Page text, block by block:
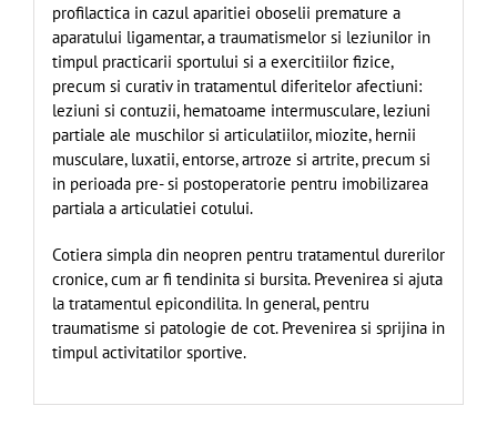
profilactica in cazul aparitiei oboselii premature a
aparatului ligamentar, a traumatismelor si leziunilor in
timpul practicarii sportului si a exercitiilor fizice,
precum si curativ in tratamentul diferitelor afectiuni:
leziuni si contuzii, hematoame intermusculare, leziuni
partiale ale muschilor si articulatiilor, miozite, hernii
musculare, luxatii, entorse, artroze si artrite, precum si
in perioada pre- si postoperatorie pentru imobilizarea
partiala a articulatiei cotului.
Cotiera simpla din neopren pentru tratamentul durerilor
cronice, cum ar fi tendinita si bursita. Prevenirea si ajuta
la tratamentul epicondilita. In general, pentru
traumatisme si patologie de cot. Prevenirea si sprijina in
timpul activitatilor sportive.